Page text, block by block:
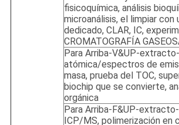
fisicoquímica, análisis
microanálisis, el limpiar con
dedicado, CLAR, IC,
CROMATOGRAFÍA
Para Arriba-V&UP-
atómica/espectros de
masa, prueba del TOC,
biochip que se convierte,
orgánica
Para Arriba-F&UP-
ICP/MS, polimerización en